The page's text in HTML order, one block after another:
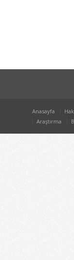
Anasayfa
Araştırma